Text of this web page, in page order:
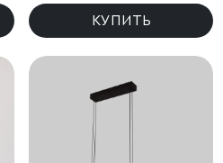
КУПИТЬ